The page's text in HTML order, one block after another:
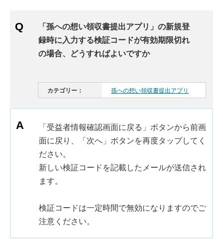
「孫への想い領収書提出アプリ」の新規登
録時に入力する検証コードが有効期限切れ
の場合、どうすればよいですか
カテゴリー： 孫への想い領収書提出アプリ
「受益者情報確認画面に戻る」ボタンから前画
面に戻り、「次へ」ボタンを再度タップしてく
ださい。
新しい検証コードを記載したメールが送信され
ます。
検証コードは一定時間で無効になりますのでご
注意ください。